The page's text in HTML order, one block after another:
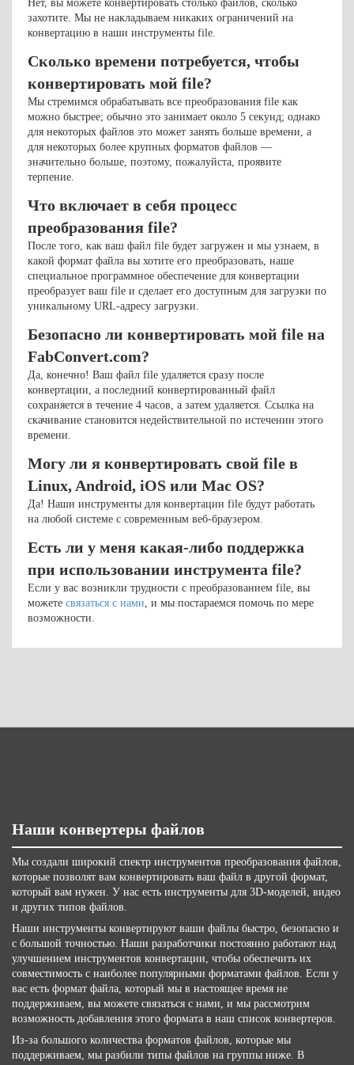
Нет, вы можете конвертировать столько файлов, сколько
захотите. Мы не накладываем никаких ограничений на
конвертацию в наши инструменты file.
Сколько времени потребуется, чтобы
конвертировать мой file?
Мы стремимся обрабатывать все преобразования file как
можно быстрее; обычно это занимает около 5 секунд; однако
для некоторых файлов это может занять больше времени, а
для некоторых более крупных форматов файлов —
значительно больше, поэтому, пожалуйста, проявите
терпение.
Что включает в себя процесс
преобразования file?
После того, как ваш файл file будет загружен и мы узнаем, в
какой формат файла вы хотите его преобразовать, наше
специальное программное обеспечение для конвертации
преобразует ваш file и сделает его доступным для загрузки по
уникальному URL-адресу загрузки.
Безопасно ли конвертировать мой file на
FabConvert.com?
Да, конечно! Ваш файл file удаляется сразу после
конвертации, а последний конвертированный файл
сохраняется в течение 4 часов, а затем удаляется. Ссылка на
скачивание становится недействительной по истечении этого
времени.
Могу ли я конвертировать свой file в
Linux, Android, iOS или Mac OS?
Да! Наши инструменты для конвертации file будут работать
на любой системе с современным веб-браузером.
Есть ли у меня какая-либо поддержка
при использовании инструмента file?
Если у вас возникли трудности с преобразованием file, вы
можете связаться с нами, и мы постараемся помочь по мере
возможности.
Наши конвертеры файлов
Мы создали широкий спектр инструментов преобразования файлов,
которые позволят вам конвертировать ваш файл в другой формат,
который вам нужен. У нас есть инструменты для 3D-моделей, видео
и других типов файлов.
Наши инструменты конвертируют ваши файлы быстро, безопасно и
с большой точностью. Наши разработчики постоянно работают над
улучшением инструментов конвертации, чтобы обеспечить их
совместимость с наиболее популярными форматами файлов. Если у
вас есть формат файла, который мы в настоящее время не
поддерживаем, вы можете связаться с нами, и мы рассмотрим
возможность добавления этого формата в наш список конвертеров.
Из-за большого количества форматов файлов, которые мы
поддерживаем, мы разбили типы файлов на группы ниже. В